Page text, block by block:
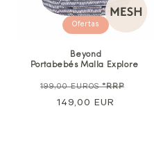
Ofertas
Beyond
Portabebés Malla Explore
Precio
normal
199,00 EUROS*RRP
149,00 EUR